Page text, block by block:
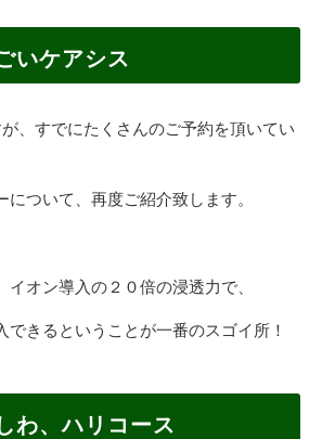
いケアシス
、すでにたくさんのご予約を頂いてい
について、再度ご紹介致します。
イオン導入の２０倍の浸透力で、
できるということが一番のスゴイ所！
、ハリコース